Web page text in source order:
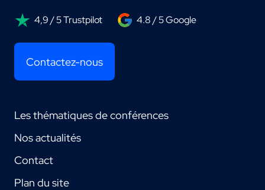
4,9 / 5 Trustpilot 4.8 / 5 Google
Contactez-nous
Les thématiques de conférences
Nos actualités
Contact
Plan du site